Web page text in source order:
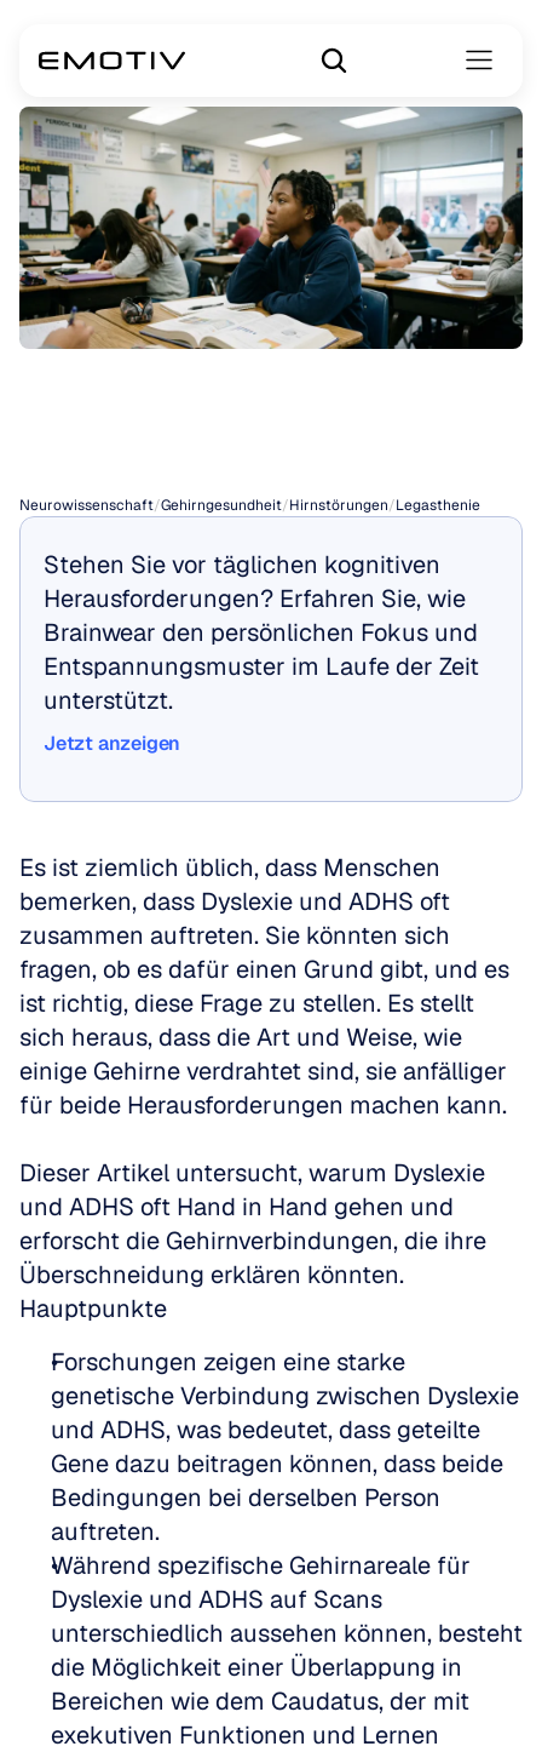
Neurowissenschaft/Gehirngesundheit/Hirnstörungen/Legasthenie
Stehen Sie vor täglichen kognitiven
Herausforderungen? Erfahren Sie, wie
Brainwear den persönlichen Fokus und
Entspannungsmuster im Laufe der Zeit
unterstützt.
Jetzt anzeigen
Es ist ziemlich üblich, dass Menschen
bemerken, dass Dyslexie und ADHS oft
zusammen auftreten. Sie könnten sich
fragen, ob es dafür einen Grund gibt, und es
ist richtig, diese Frage zu stellen. Es stellt
sich heraus, dass die Art und Weise, wie
einige Gehirne verdrahtet sind, sie anfälliger
für beide Herausforderungen machen kann.
Dieser Artikel untersucht, warum Dyslexie
und ADHS oft Hand in Hand gehen und
erforscht die Gehirnverbindungen, die ihre
Überschneidung erklären könnten.
Hauptpunkte
Forschungen zeigen eine starke
genetische Verbindung zwischen Dyslexie
und ADHS, was bedeutet, dass geteilte
Gene dazu beitragen können, dass beide
Bedingungen bei derselben Person
auftreten.
Während spezifische Gehirnareale für
Dyslexie und ADHS auf Scans
unterschiedlich aussehen können, besteht
die Möglichkeit einer Überlappung in
Bereichen wie dem Caudatus, der mit
exekutiven Funktionen und Lernen